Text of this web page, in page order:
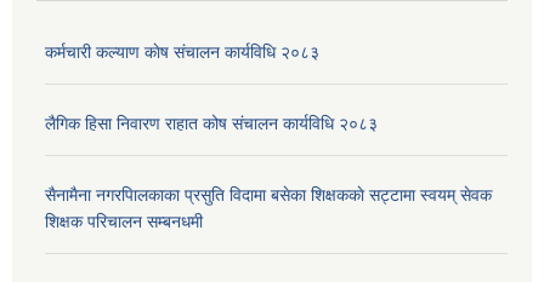
कर्मचारी कल्याण काेष संचालन कार्यविधि २०८३
लैगिक हिसा निवारण राहात कोष संचालन कार्यविधि २०८३
सैनामैना नगरपािलकाका प्रसुति विदामा बसेका शिक्षककाे सट्टामा स्वयम् सेवक
शिक्षक परिचालन सम्बनधमी